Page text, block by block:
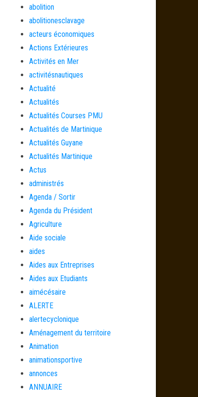
abolition
abolitionesclavage
acteurs économiques
Actions Extérieures
Activités en Mer
activitésnautiques
Actualité
Actualités
Actualités Courses PMU
Actualités de Martinique
Actualités Guyane
Actualités Martinique
Actus
administrés
Agenda / Sortir
Agenda du Président
Agriculture
Aide sociale
aides
Aides aux Entreprises
Aides aux Etudiants
aimécésaire
ALERTE
alertecyclonique
Aménagement du territoire
Animation
animationsportive
annonces
ANNUAIRE